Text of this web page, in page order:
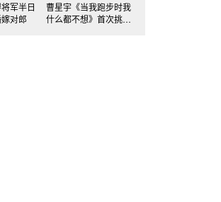
军半日
对郎
曹星宇《当我跑步时我
什么都不想》首次挑战